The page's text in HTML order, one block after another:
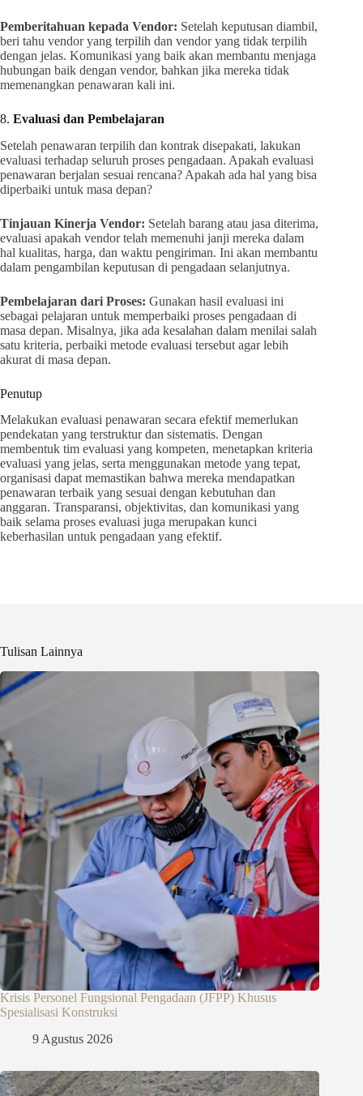
Pemberitahuan kepada Vendor: Setelah keputusan diambil,
beri tahu vendor yang terpilih dan vendor yang tidak terpilih
dengan jelas. Komunikasi yang baik akan membantu menjaga
hubungan baik dengan vendor, bahkan jika mereka tidak
memenangkan penawaran kali ini.
8. Evaluasi dan Pembelajaran
Setelah penawaran terpilih dan kontrak disepakati, lakukan
evaluasi terhadap seluruh proses pengadaan. Apakah evaluasi
penawaran berjalan sesuai rencana? Apakah ada hal yang bisa
diperbaiki untuk masa depan?
Tinjauan Kinerja Vendor: Setelah barang atau jasa diterima,
evaluasi apakah vendor telah memenuhi janji mereka dalam
hal kualitas, harga, dan waktu pengiriman. Ini akan membantu
dalam pengambilan keputusan di pengadaan selanjutnya.
Pembelajaran dari Proses: Gunakan hasil evaluasi ini
sebagai pelajaran untuk memperbaiki proses pengadaan di
masa depan. Misalnya, jika ada kesalahan dalam menilai salah
satu kriteria, perbaiki metode evaluasi tersebut agar lebih
akurat di masa depan.
Penutup
Melakukan evaluasi penawaran secara efektif memerlukan
pendekatan yang terstruktur dan sistematis. Dengan
membentuk tim evaluasi yang kompeten, menetapkan kriteria
evaluasi yang jelas, serta menggunakan metode yang tepat,
organisasi dapat memastikan bahwa mereka mendapatkan
penawaran terbaik yang sesuai dengan kebutuhan dan
anggaran. Transparansi, objektivitas, dan komunikasi yang
baik selama proses evaluasi juga merupakan kunci
keberhasilan untuk pengadaan yang efektif.
Tulisan Lainnya
Krisis Personel Fungsional Pengadaan (JFPP) Khusus
Spesialisasi Konstruksi
9 Agustus 2026